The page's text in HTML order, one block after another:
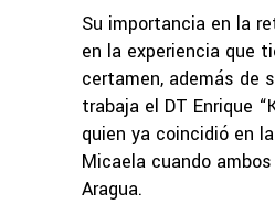
Su importancia en la
en la experiencia que
certamen, además de
trabaja el DT Enrique
quien ya coincidió en
Micaela cuando
Aragua.